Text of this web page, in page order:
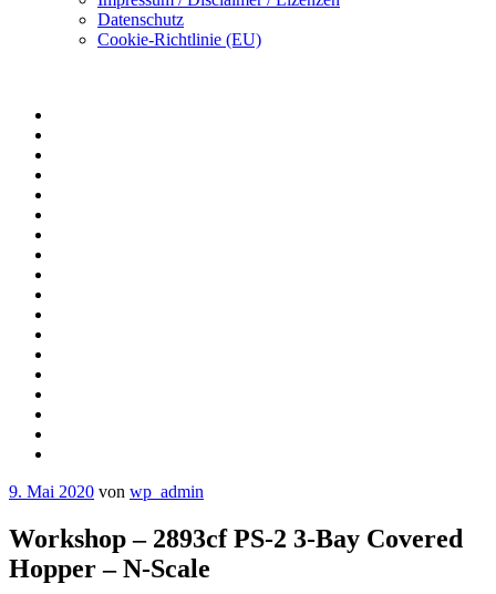
Datenschutz
Cookie-Richtlinie (EU)
9. Mai 2020 von wp_admin
Workshop – 2893cf PS-2 3-Bay Covered
Hopper – N-Scale